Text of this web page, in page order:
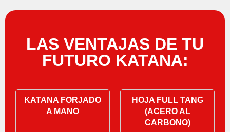
LAS VENTAJAS DE TU
FUTURO KATANA:
KATANA FORJADO
A MANO
HOJA FULL TANG
(ACERO AL
CARBONO)